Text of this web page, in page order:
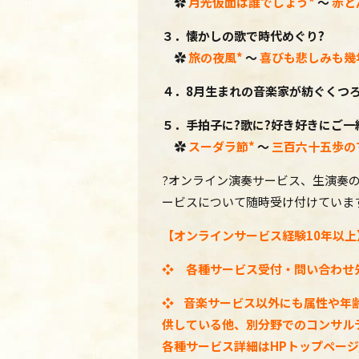
３．懐かしの歌で時代めぐり?
✿旅の夜風*～喜びも悲しみも幾
４．8月生まれの音楽家が紡ぐくつ
５． 手拍子に?歌に?好き好きにご一
✿スーダラ節*～ 三百六十五歩
?オンライン演奏サービス、生演奏
ービスについて随時受け付けてい
【オンラインサービス経験10年以
❖ 各種サービス受付・問い合わせ
❖
音楽サービス以外にも属性や
供している他、別分野でのコンサ
各種サービス詳細はHPトップページ